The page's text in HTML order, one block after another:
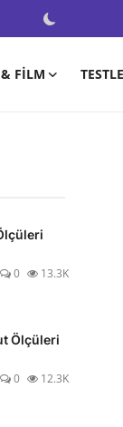
FILM
0 13.3K
Ölçüleri
0 12.3K